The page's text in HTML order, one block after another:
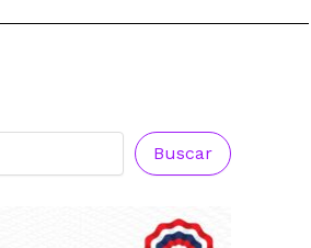
Buscar
Abierta
Paraguay